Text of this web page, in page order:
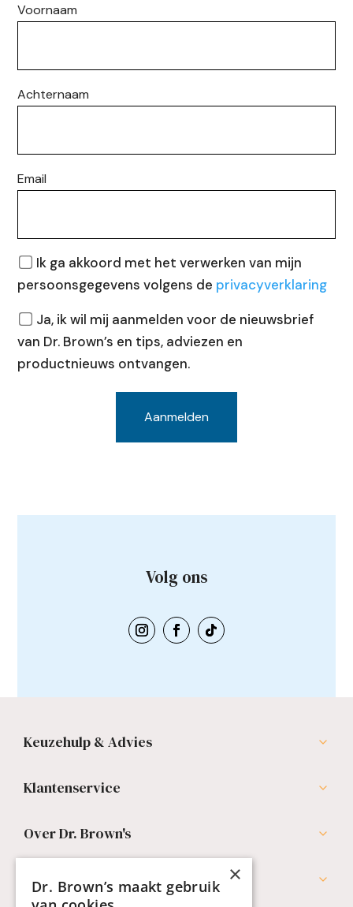
Voornaam
Achternaam
Email
Privacy
Ik ga akkoord met het verwerken van mijn
persoonsgegevens volgens de privacyverklaring
Nieuwsbrief
Ja, ik wil mij aanmelden voor de nieuwsbrief
van Dr. Brown’s en tips, adviezen en
productnieuws ontvangen.
Volg ons
Keuzehulp & Advies
Klantenservice
Over Dr. Brown's
Professionals ×
Dr. Brown’s maakt gebruik